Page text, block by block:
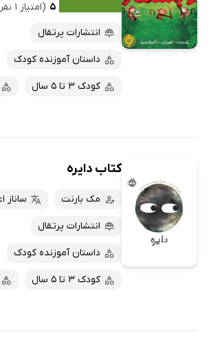
۵ (امتیاز ۱ نفر)
انتشارات پرتقال
داستان آموزنده کودک
کودک 3 تا 5 سال
کتاب دایره
مک بارنت ساناز
انتشارات پرتقال
داستان آموزنده کودک
کودک 3 تا 5 سال